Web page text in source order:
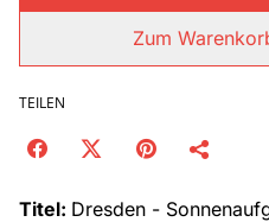
Zum
TEILEN
Titel: Dresden -